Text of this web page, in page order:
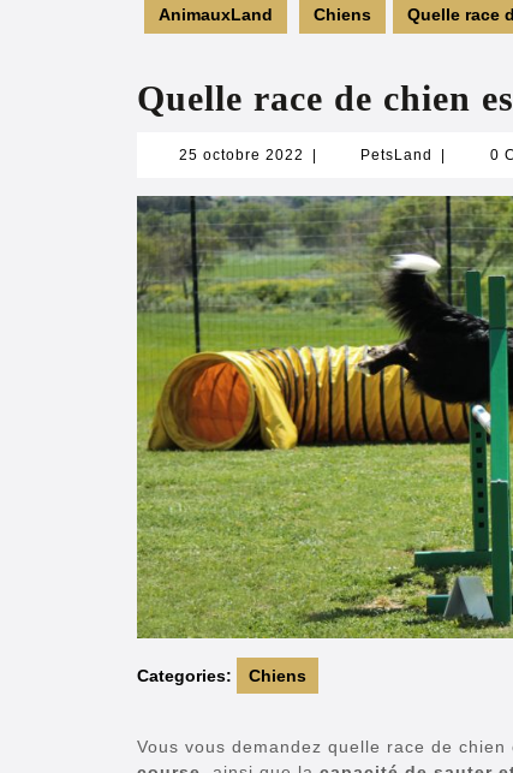
AnimauxLand Chiens Quelle race
Quelle race de chien
25 octobre 2022 25
2022
PetsLand PetsLand
0
Categories: Chiens
Vous vous demandez quelle race de